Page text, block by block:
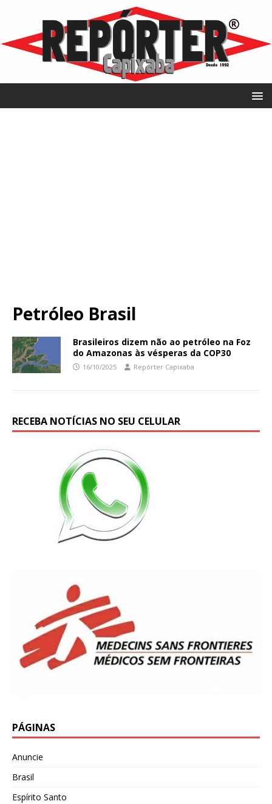
Petróleo Brasil
Brasileiros dizem não ao petróleo na Foz
do Amazonas às vésperas da COP30
16/10/2025 Repórter Capixaba
RECEBA NOTÍCIAS NO SEU CELULAR
PÁGINAS
Anuncie
Brasil
Espírito Santo